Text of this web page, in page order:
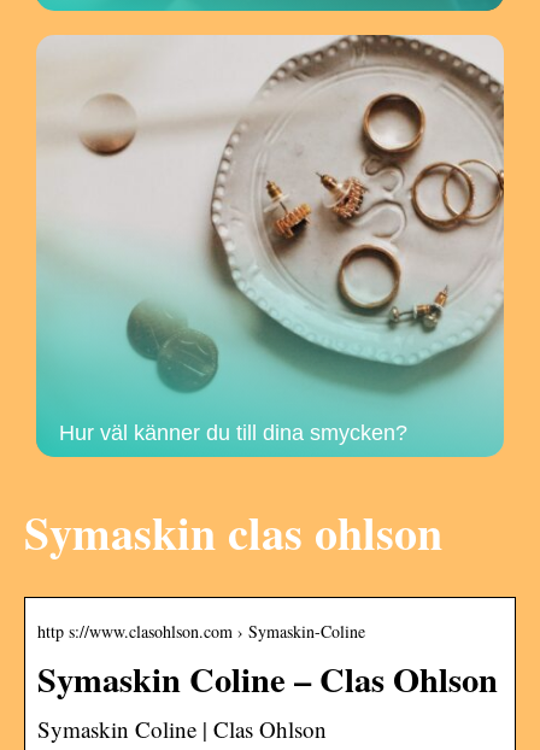
Hur väl känner du till dina smycken?
Symaskin clas ohlson
http s://www.clasohlson.com › Symaskin-Coline
Symaskin Coline – Clas Ohlson
Symaskin Coline | Clas Ohlson